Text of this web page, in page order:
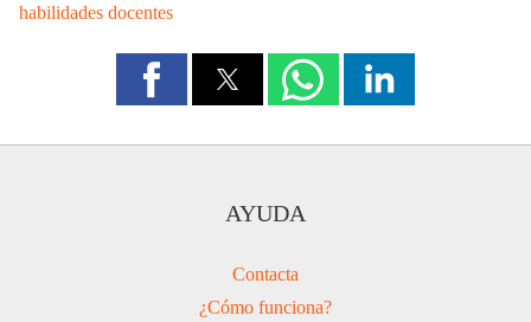
habilidades docentes
AYUDA
Contacta
¿Cómo funciona?